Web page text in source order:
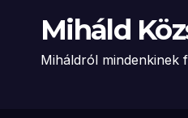
Miháld
Miháldról mindenkinek